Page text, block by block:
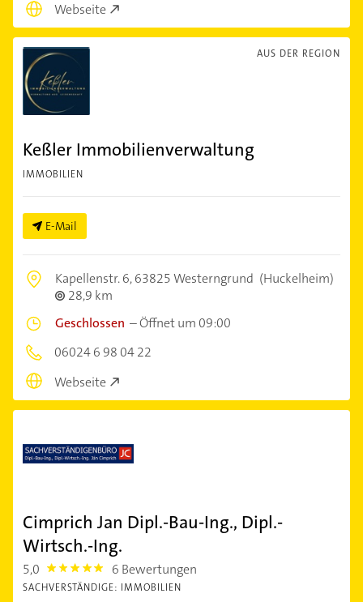
Webseite
AUS DER REGION
Keßler Immobilienverwaltung
IMMOBILIEN
E-Mail
Kapellenstr. 6,63825 Westerngrund (Huckelheim)
28,9 km
Geschlossen –Öffnet um 09:00
06024 6 98 04 22
Webseite
Cimprich Jan Dipl.-Bau-Ing., Dipl.-
Wirtsch.-Ing.
5,0 5.0 6 Bewertungen
SACHVERSTÄNDIGE: IMMOBILIEN